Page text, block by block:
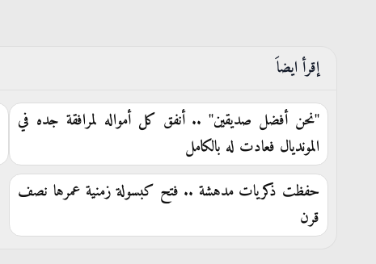
إقرأ ايضاَ
"نحن أفضل صديقين" .. أنفق كل أمواله لمرافقة جده في
المونديال فعادت له بالكامل
حفظت ذكريات مدهشة .. فتح كبسولة زمنية عمرها نصف
قرن